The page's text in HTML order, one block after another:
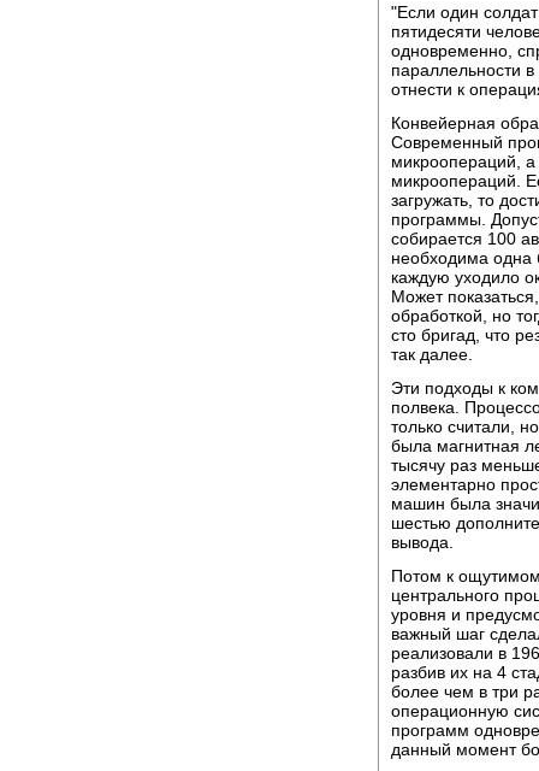
"Если один
пятидесяти
одновременно,
параллельности
отнести к
Конвейерная
Современный
микроопераций, а
микроопераций.
загружать, то
программы.
собирается 100
необходима одна
каждую уходило
Может
обработкой, но
сто бригад, что
так далее.
Эти подходы к
полвека.
только считали,
была магнитная
тысячу раз
элементарно
машин была
шестью
вывода.
Потом к
центрального
уровня и
важный шаг
реализовали в
разбив их на 4
более чем в три
операционную
программ
данный момент